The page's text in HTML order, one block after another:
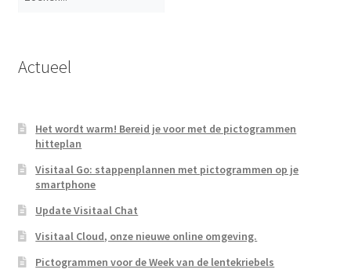
Actueel
Het wordt warm! Bereid je voor met de pictogrammen
hitteplan
Visitaal Go: stappenplannen met pictogrammen op je
smartphone
Update Visitaal Chat
Visitaal Cloud, onze nieuwe online omgeving.
Pictogrammen voor de Week van de lentekriebels